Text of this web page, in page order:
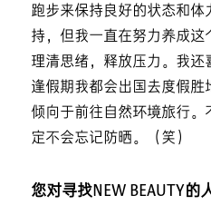
跑步来保持良好的状态和体
持，但我一直在努力养成这
理清思绪，释放压力。我
逢假期我都会出国去度假胜
倾向于前往自然环境旅行。
定不会忘记防晒。（笑）
您对寻找NEW BEAUTY的